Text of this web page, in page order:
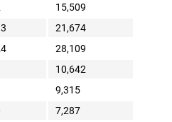
15,509
21,674
28,109
10,642
9,315
7,287